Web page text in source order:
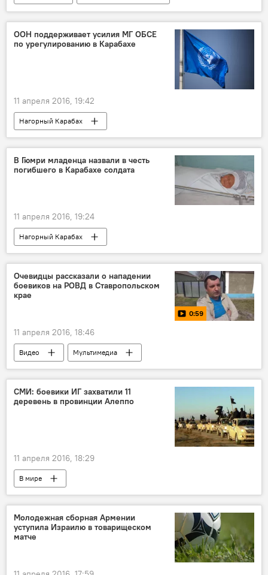
ООН поддерживает усилия МГ ОБСЕ
по урегулированию в Карабахе
11 апреля 2016, 19:42
Нагорный Карабах
В Гюмри младенца назвали в честь
погибшего в Карабахе солдата
11 апреля 2016, 19:24
Нагорный Карабах
Очевидцы рассказали о нападении
боевиков на РОВД в Ставропольском
крае
0:59
11 апреля 2016, 18:46
Видео Мультимедиа
СМИ: боевики ИГ захватили 11
деревень в провинции Алеппо
11 апреля 2016, 18:29
В мире
Молодежная сборная Армении
уступила Израилю в товарищеском
матче